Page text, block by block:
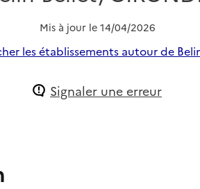
Mis à jour le 14/04/2026
les établissements autour de
Signaler une erreur